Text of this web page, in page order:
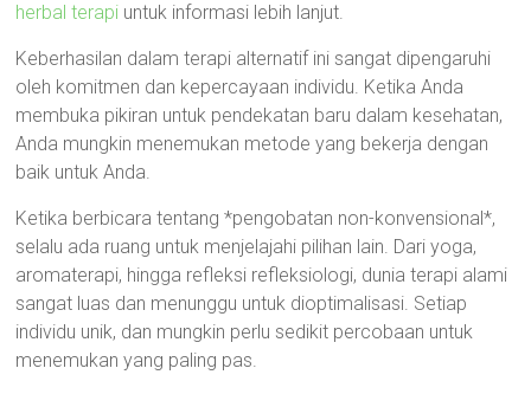
herbal terapi untuk informasi lebih lanjut.
Keberhasilan dalam terapi alternatif ini sangat dipengaruhi
oleh komitmen dan kepercayaan individu. Ketika Anda
membuka pikiran untuk pendekatan baru dalam kesehatan,
Anda mungkin menemukan metode yang bekerja dengan
baik untuk Anda.
Ketika berbicara tentang *pengobatan non-konvensional*,
selalu ada ruang untuk menjelajahi pilihan lain. Dari yoga,
aromaterapi, hingga refleksi refleksiologi, dunia terapi alami
sangat luas dan menunggu untuk dioptimalisasi. Setiap
individu unik, dan mungkin perlu sedikit percobaan untuk
menemukan yang paling pas.